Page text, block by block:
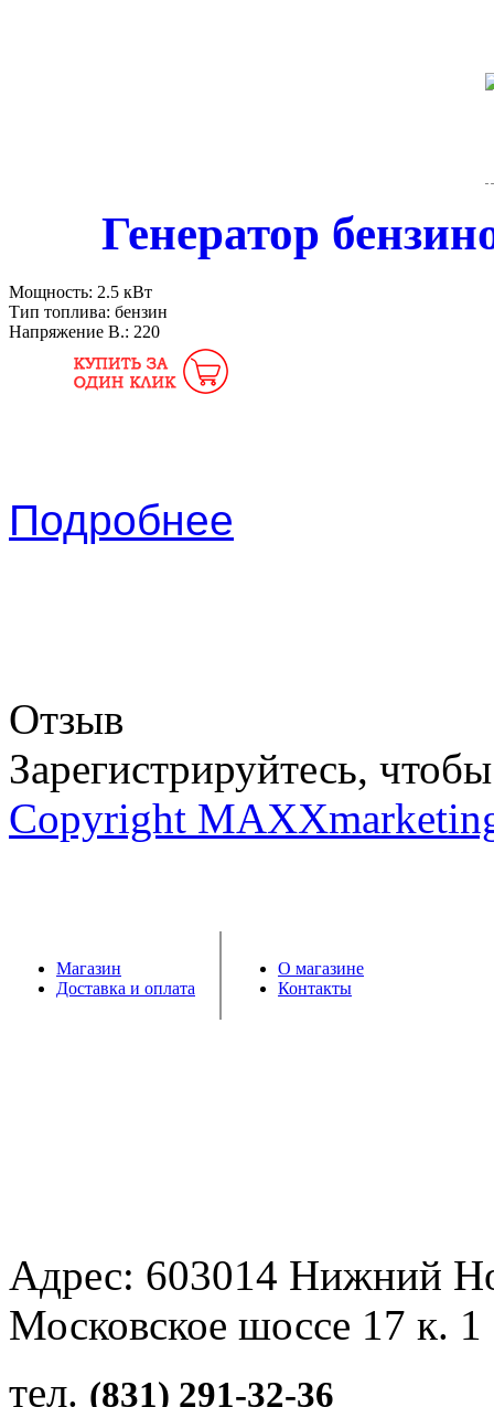
Генератор
Мощность: 2.5 кВт
Тип топлива: бензин
Напряжение В.: 220
Подробнее
Отзыв
Зарегистрируйтесь,
Copyright
Магазин
Доставка и оплата
О магазине
Контакты
Адрес: 603014 Нижний
Московское шоссе 17 к.
тел. (831) 291-32-36